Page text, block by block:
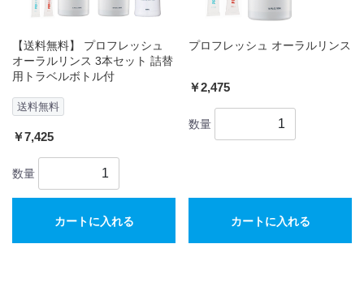
【送料無料】 プロフレッシュ
オーラルリンス 3本セット 詰替
用トラベルボトル付
送料無料
￥7,425
数量
カートに入れる
プロフレッシュ オーラルリンス
￥2,475
数量
カートに入れる